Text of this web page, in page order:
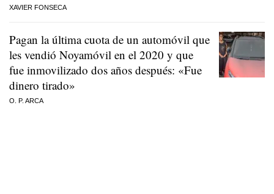
XAVIER FONSECA
Pagan la última cuota de un automóvil que
les vendió Noyamóvil en el 2020 y que
fue inmovilizado dos años después: «Fue
dinero tirado»
O. P. ARCA